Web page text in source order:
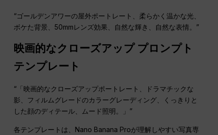
“ゴールデンアワーの屋外ポートレート、柔らかく温かな光、
ボケた背景、50mmレンズ効果、自然な輝き、自然な表情。”
映画的なクローズアップ プロンプト
テンプレート
“「映画的なクローズアップポートレート、ドラマチックな
影、フィルムグレードのカラーグレーディング、くっきりと
した顔のディテール、ムード照明。」”
各テンプレートは、Nano Banana Proが理解しやすい写真専